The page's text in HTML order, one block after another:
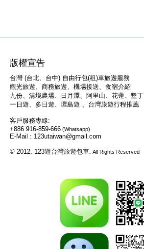
版權宣告
台灣 (台北、台中) 自由行包(租)車旅遊服務
觀光旅遊、商務旅遊、機場接送、食宿介紹
九份、清境農場、日月潭、阿里山、花蓮、墾丁
一日遊、多日遊、環島遊 、台灣旅遊行程推薦
客戶服務專線:
+886 916-859-666 (Whatsapp)
E-Mail : 123utaiwan@gmail.com
© 2012. 123遊台灣旅遊包車. All Rights Reserved